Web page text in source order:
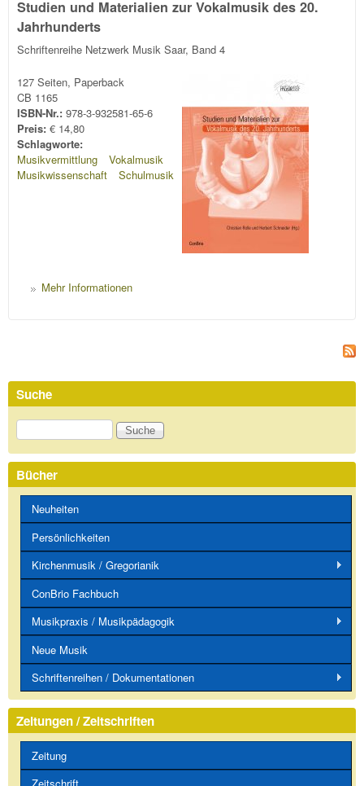
Studien und Materialien zur Vokalmusik des 20.
Jahrhunderts
Schriftenreihe Netzwerk Musik Saar, Band 4
127 Seiten, Paperback
CB 1165
ISBN-Nr.: 978-3-932581-65-6
Preis: € 14,80
Schlagworte:
Musikvermittlung
Vokalmusik
Musikwissenschaft
Schulmusik
Mehr Informationen
Suche
Suche
Bücher
Neuheiten
Persönlichkeiten
Kirchenmusik / Gregorianik
ConBrio Fachbuch
Musikpraxis / Musikpädagogik
Neue Musik
Schriftenreihen / Dokumentationen
Zeitungen / Zeitschriften
Zeitung